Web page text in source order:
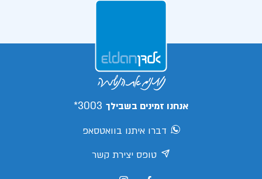
אנחנו זמינים בשבילך 3003*
דברו איתנו בוואטסאפ
טופס יצירת קשר